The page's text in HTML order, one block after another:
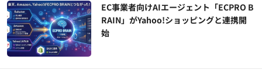
EC事業者向けAIエージェント「ECPRO B
RAIN」がYahoo!ショッピングと連携開
始